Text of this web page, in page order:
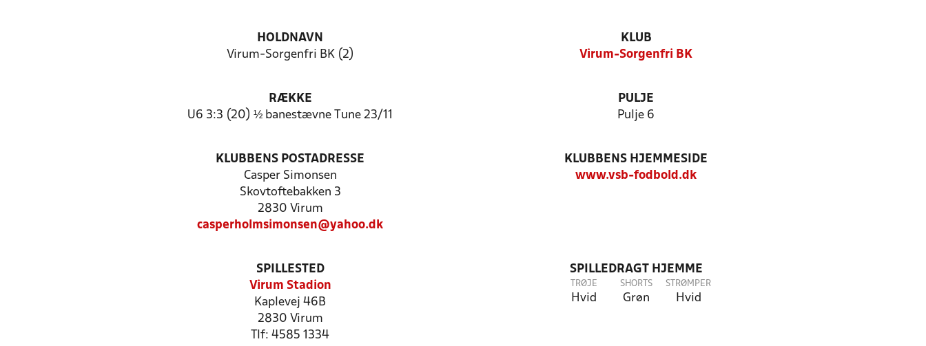
HOLDNAVN
Virum-Sorgenfri BK (2)
KLUB
Virum-Sorgenfri BK
RÆKKE
U6 3:3 (20) ½ banestævne Tune 23/11
PULJE
Pulje 6
KLUBBENS POSTADRESSE
Casper Simonsen
Skovtoftebakken 3
2830 Virum
casperholmsimonsen@yahoo.dk
KLUBBENS HJEMMESIDE
www.vsb-fodbold.dk
SPILLESTED
Virum Stadion
Kaplevej 46B
2830 Virum
Tlf: 4585 1334
SPILLEDRAGT HJEMME
TRØJE
Hvid
SHORTS
Grøn
STRØMPER
Hvid